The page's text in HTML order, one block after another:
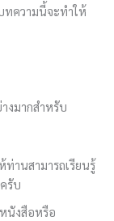
ทความนี้จะทำให้
งมากสำหรับ
ท่านสามารถเรียนรู้
รับ
นังสือหรือ